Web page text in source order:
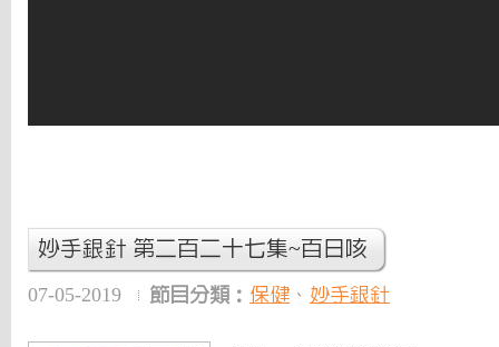
妙手銀針 第二百二十七集~百日咳
07-05-2019 節目分類： 保健 、 妙手銀針